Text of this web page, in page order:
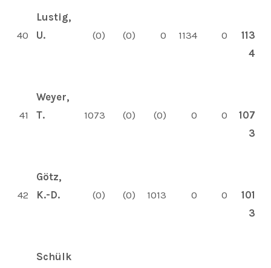
40
Lustig,
U.
(0) (0) 0 1134 0
113
4
41
Weyer,
T.
1073 (0) (0) 0 0
107
3
42
Götz,
K.-D.
(0) (0) 1013 0 0
101
3
Schülk